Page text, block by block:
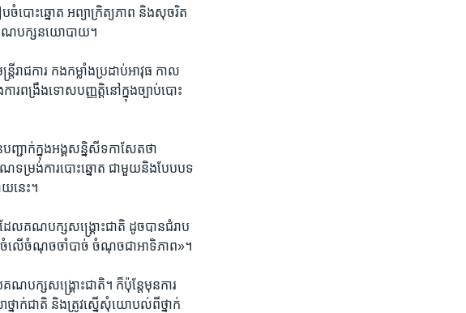
ចំ​បោះ​ឆ្នោត​ អព្យាក្រិត្យភាព​ និង​សុចរិត
ស់​គណបក្ស​នយោបាយ។
រី​រាជការ​ កង​កម្លាំងប្រដាប់​អាវុធ​ កាល​
ារ​ពង្រឹង​ទោស​បញ្ញត្តិ​នៅ​ក្នុង​ច្បាប់​បោះ​
ជាក់​ក្នុង​អង្គ​សន្និសីទ​កា​សែតថា
ទម្រង់​ការ​បោះឆ្នោត​ ជាមួយ​និង​បែប​បទ​
យ​នេះ។​
ល​គណបក្ស​សង្គ្រោះជាតិ​ ដូច​បាន​ជំរាប​
លើ​ចំណុច​ចាំបាច់​ ចំណុច​ជា​អាទិភាព»។​
ក្ស​សង្គ្រោះជាតិ។ ក៏ប៉ុន្តែ​មុន​ការ​
នាក់ជាតិ​ និង​ត្រូវ​ស្នើ​សុំ​យោបល់​ពី​ថ្នាក់​